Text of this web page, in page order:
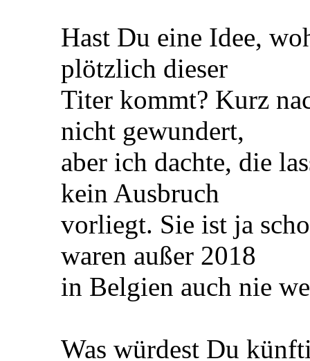
Hast Du eine Idee,
plötzlich dieser
Titer kommt? Kurz
nicht gewundert,
aber ich dachte, die
kein Ausbruch
vorliegt. Sie ist ja
waren außer 2018
in Belgien auch nie
Was würdest Du